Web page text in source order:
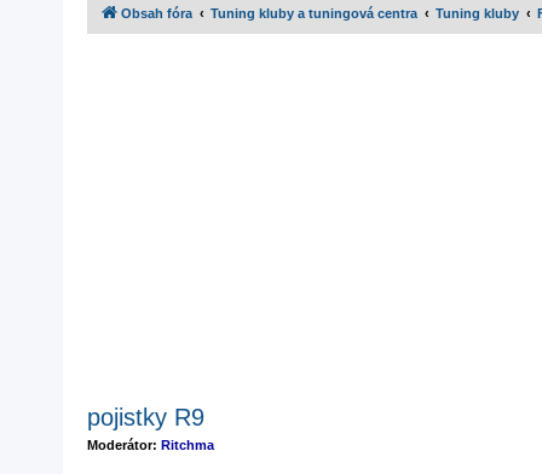
Obsah fóra Tuning kluby a tuningová centra Tuning kluby
pojistky R9
Moderátor: Ritchma